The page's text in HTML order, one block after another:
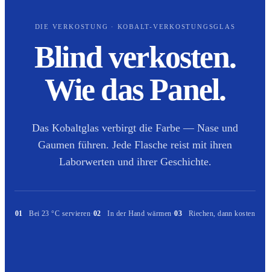
DIE VERKOSTUNG · KOBALT-VERKOSTUNGSGLAS
Blind verkosten.
Wie das Panel.
Das Kobaltglas verbirgt die Farbe — Nase und
Gaumen führen. Jede Flasche reist mit ihren
Laborwerten und ihrer Geschichte.
01 Bei 23 °C servieren·02 In der Hand wärmen·03 Riechen, dann kosten